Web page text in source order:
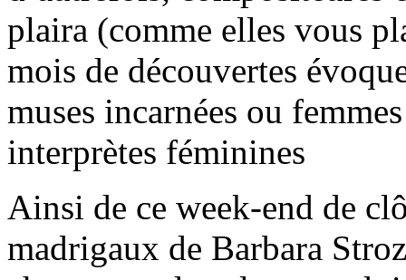
plaira (comme elles vous
mois de découvertes
muses incarnées ou
interprètes féminines
Ainsi de ce week-end de
madrigaux de Barbara